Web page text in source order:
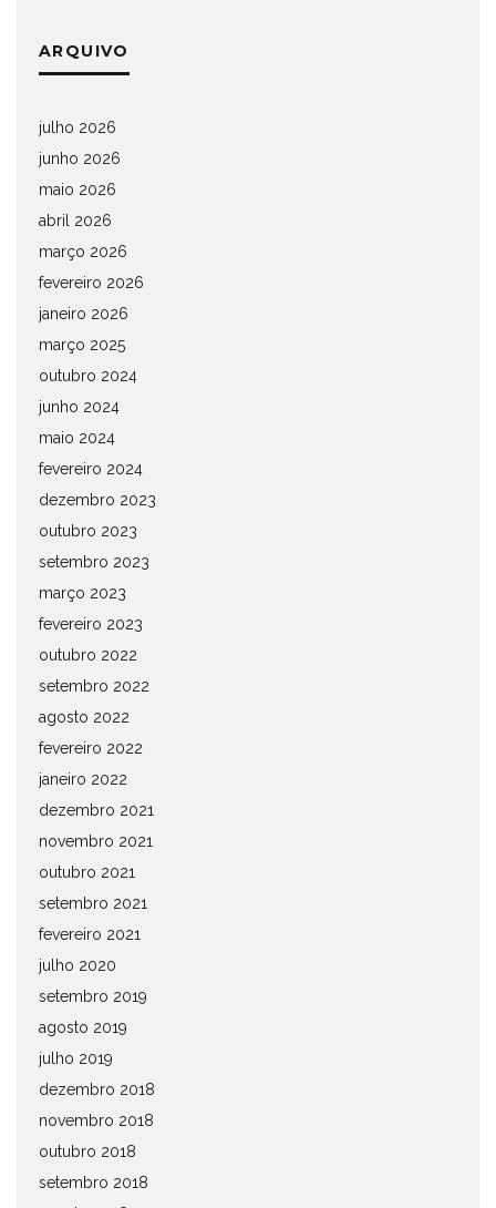
ARQUIVO
julho 2026
junho 2026
maio 2026
abril 2026
março 2026
fevereiro 2026
janeiro 2026
março 2025
outubro 2024
junho 2024
maio 2024
fevereiro 2024
dezembro 2023
outubro 2023
setembro 2023
março 2023
fevereiro 2023
outubro 2022
setembro 2022
agosto 2022
fevereiro 2022
janeiro 2022
dezembro 2021
novembro 2021
outubro 2021
setembro 2021
fevereiro 2021
julho 2020
setembro 2019
agosto 2019
julho 2019
dezembro 2018
novembro 2018
outubro 2018
setembro 2018